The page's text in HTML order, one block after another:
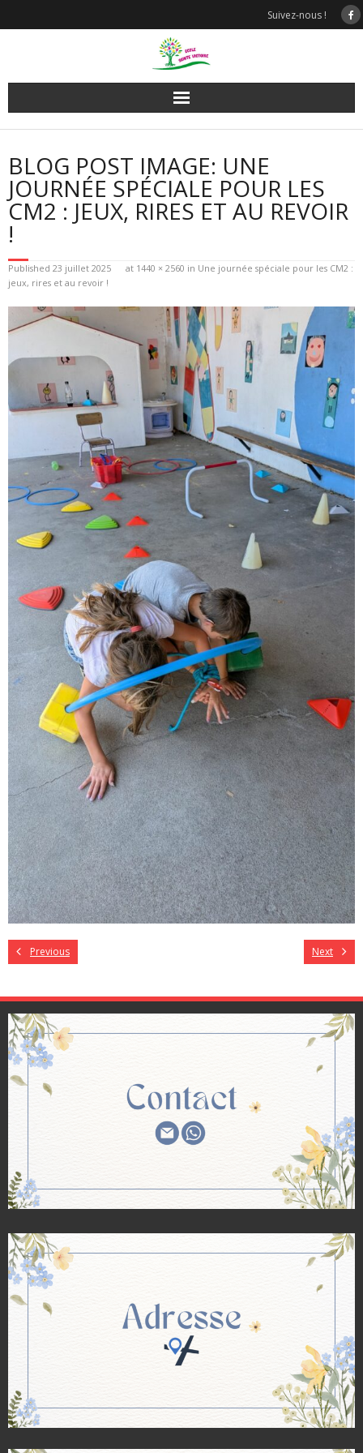
Suivez-nous !
BLOG POST IMAGE: UNE
JOURNÉE SPÉCIALE POUR LES
CM2 : JEUX, RIRES ET AU REVOIR
!
Published 23 juillet 2025 at 1440 × 2560 in Une journée spéciale pour les CM2 :
jeux, rires et au revoir !
Previous Next